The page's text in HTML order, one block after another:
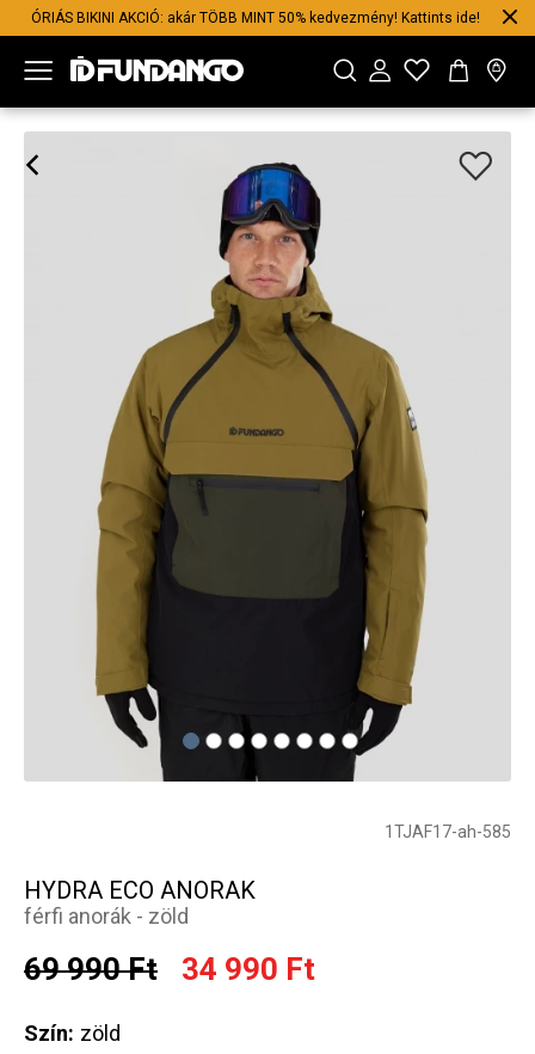
ÓRIÁS BIKINI AKCIÓ: akár TÖBB MINT 50% kedvezmény! Kattints ide!
1TJAF17-ah-585
HYDRA ECO ANORAK
férfi anorák - zöld
69 990 Ft 34 990 Ft
Szín: zöld